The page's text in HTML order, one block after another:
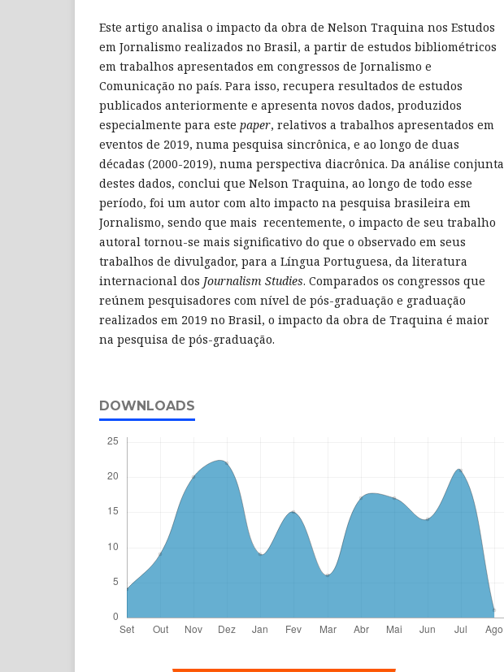
Este artigo analisa o impacto da obra de Nelson Traquina nos Estudos
em Jornalismo realizados no Brasil, a partir de estudos bibliométricos
em trabalhos apresentados em congressos de Jornalismo e
Comunicação no país. Para isso, recupera resultados de estudos
publicados anteriormente e apresenta novos dados, produzidos
especialmente para este paper, relativos a trabalhos apresentados em
eventos de 2019, numa pesquisa sincrônica, e ao longo de duas
décadas (2000-2019), numa perspectiva diacrônica. Da análise conjunta
destes dados, conclui que Nelson Traquina, ao longo de todo esse
período, foi um autor com alto impacto na pesquisa brasileira em
Jornalismo, sendo que mais recentemente, o impacto de seu trabalho
autoral tornou-se mais significativo do que o observado em seus
trabalhos de divulgador, para a Língua Portuguesa, da literatura
internacional dos Journalism Studies. Comparados os congressos que
reúnem pesquisadores com nível de pós-graduação e graduação
realizados em 2019 no Brasil, o impacto da obra de Traquina é maior
na pesquisa de pós-graduação.
DOWNLOADS